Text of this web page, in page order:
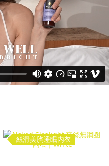
絲滑美胸睡眠內衣